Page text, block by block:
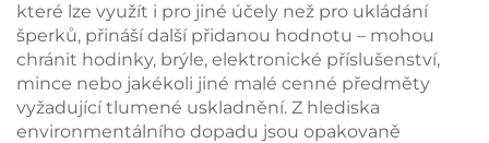
které lze využít i pro jiné účely než pro ukládání
šperků, přináší další přidanou hodnotu – mohou
chránit hodinky, brýle, elektronické příslušenství,
mince nebo jakékoli jiné malé cenné předměty
vyžadující tlumené uskladnění. Z hlediska
environmentálního dopadu jsou opakovaně